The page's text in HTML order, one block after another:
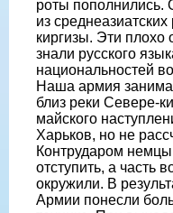
роты пополнились.
из
киргизы. Эти плохо
знали русского
национальностей
Наша армия
близ реки Севере-
майского
Харьков, но не
Контрударом немцы
отступить, а часть
окружили. В
Армии понесли